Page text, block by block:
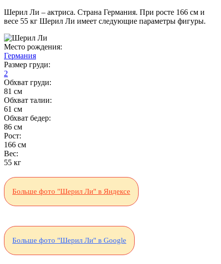
Шерил Ли – актриса. Страна Германия. При росте 166 см и
весе 55 кг Шерил Ли имеет следующие параметры фигуры.
Место рождения:
Германия
Размер груди:
2
Обхват груди:
81 см
Обхват талии:
61 см
Обхват бедер:
86 см
Рост:
166 см
Вес:
55 кг
Больше фото "Шерил Ли" в Яндексе
Больше фото "Шерил Ли" в Google